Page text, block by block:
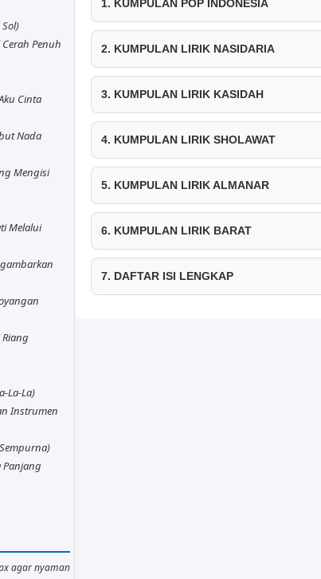
Penuh
Cinta
Nada
Mengisi
Melalui
La-La)
Instrumen
Panjang
agar nyaman
1. KUMPULAN POP INDONESIA
2. KUMPULAN LIRIK NASIDARIA
3. KUMPULAN LIRIK KASIDAH
4. KUMPULAN LIRIK SHOLAWAT
5. KUMPULAN LIRIK ALMANAR
6. KUMPULAN LIRIK BARAT
7. DAFTAR ISI LENGKAP